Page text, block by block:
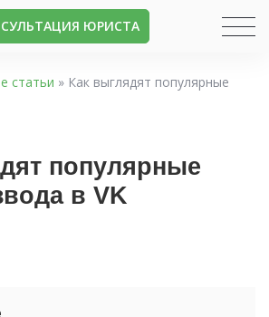
ЮРИСТА
статьи » Как выглядят популярные
популярные
в VK